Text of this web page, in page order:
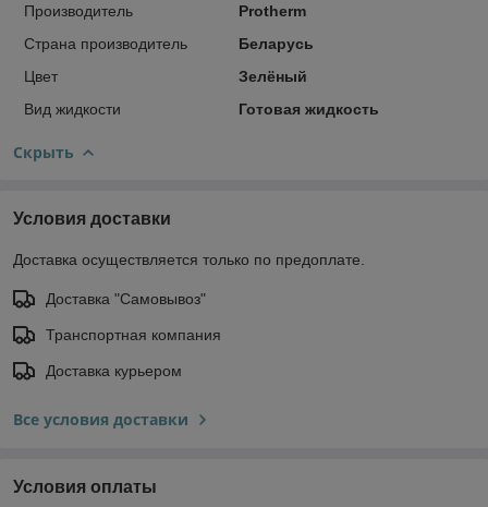
Производитель
Protherm
Страна производитель
Беларусь
Цвет
Зелёный
Вид жидкости
Готовая жидкость
Скрыть
Условия доставки
Доставка осуществляется только по предоплате.
Доставка "Самовывоз"
Транспортная компания
Доставка курьером
Все условия доставки
Условия оплаты